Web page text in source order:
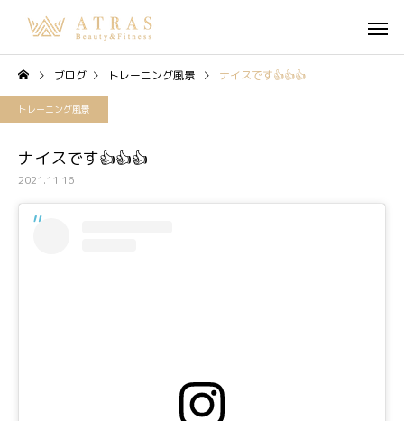
ブログ トレーニング風景 ナイスです👍👍👍
トレーニング風景
ナイスです👍👍👍
2021.11.16